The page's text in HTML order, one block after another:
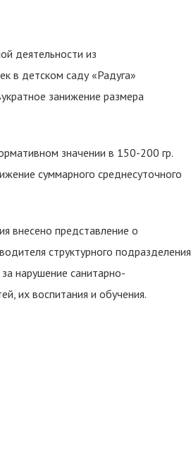
деятельности из
в детском саду «Радуга»
занижение размера
значении в 150-200 гр.
суммарного среднесуточного
внесено представление о
структурного подразделения
нарушение санитарно-
их воспитания и обучения.